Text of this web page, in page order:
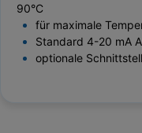
90°C
für maximale
Standard 4-20 mA
optionale